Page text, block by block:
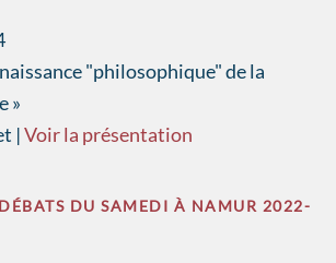
"philosophique" de la
»
|Voir la présentation
DU SAMEDI À NAMUR 2022-